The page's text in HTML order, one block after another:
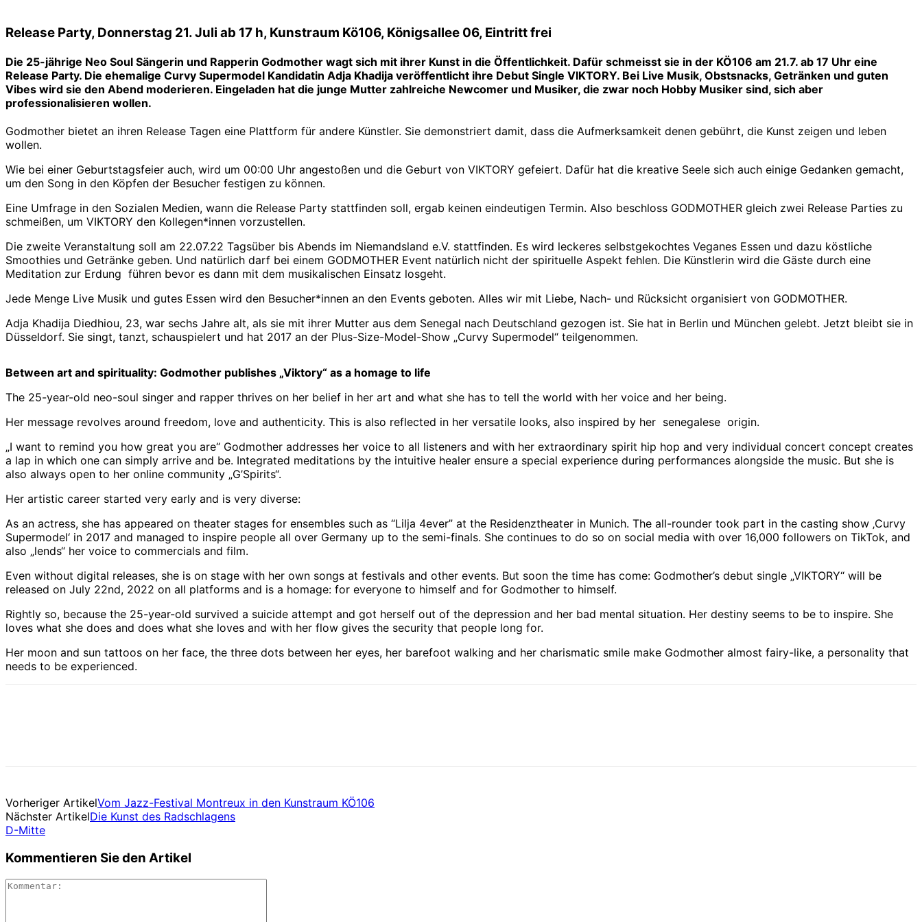
Release Party, Donnerstag 21. Juli ab 17 h, Kunstraum Kö106, Königsallee 06, Eintritt frei
Die 25-jährige Neo Soul Sängerin und Rapperin Godmother wagt sich mit ihrer Kunst in die Öffentlichkeit. Dafür schmeisst sie in der KÖ106 am 21.7. ab 17 Uhr eine
Release Party. Die ehemalige Curvy Supermodel Kandidatin Adja Khadija veröffentlicht ihre Debut Single VIKTORY. Bei Live Musik, Obstsnacks, Getränken und guten
Vibes wird sie den Abend moderieren. Eingeladen hat die junge Mutter zahlreiche Newcomer und Musiker, die zwar noch Hobby Musiker sind, sich aber
professionalisieren wollen.
Godmother bietet an ihren Release Tagen eine Plattform für andere Künstler. Sie demonstriert damit, dass die Aufmerksamkeit denen gebührt, die Kunst zeigen und leben
wollen.
Wie bei einer Geburtstagsfeier auch, wird um 00:00 Uhr angestoßen und die Geburt von VIKTORY gefeiert. Dafür hat die kreative Seele sich auch einige Gedanken gemacht,
um den Song in den Köpfen der Besucher festigen zu können.
Eine Umfrage in den Sozialen Medien, wann die Release Party stattfinden soll, ergab keinen eindeutigen Termin. Also beschloss GODMOTHER gleich zwei Release Parties zu
schmeißen, um VIKTORY den Kollegen*innen vorzustellen.
Die zweite Veranstaltung soll am 22.07.22 Tagsüber bis Abends im Niemandsland e.V. stattfinden. Es wird leckeres selbstgekochtes Veganes Essen und dazu köstliche
Smoothies und Getränke geben. Und natürlich darf bei einem GODMOTHER Event natürlich nicht der spirituelle Aspekt fehlen. Die Künstlerin wird die Gäste durch eine
Meditation zur Erdung führen bevor es dann mit dem musikalischen Einsatz losgeht.
Jede Menge Live Musik und gutes Essen wird den Besucher*innen an den Events geboten. Alles wir mit Liebe, Nach- und Rücksicht organisiert von GODMOTHER.
Adja Khadija Diedhiou, 23, war sechs Jahre alt, als sie mit ihrer Mutter aus dem Senegal nach Deutschland gezogen ist. Sie hat in Berlin und München gelebt. Jetzt bleibt sie in
Düsseldorf. Sie singt, tanzt, schauspielert und hat 2017 an der Plus-Size-Model-Show „Curvy Supermodel“ teilgenommen.
Between art and spirituality: Godmother publishes „Viktory“ as a homage to life
The 25-year-old neo-soul singer and rapper thrives on her belief in her art and what she has to tell the world with her voice and her being.
Her message revolves around freedom, love and authenticity. This is also reflected in her versatile looks, also inspired by her senegalese origin.
„I want to remind you how great you are“ Godmother addresses her voice to all listeners and with her extraordinary spirit hip hop and very individual concert concept creates
a lap in which one can simply arrive and be. Integrated meditations by the intuitive healer ensure a special experience during performances alongside the music. But she is
also always open to her online community „G’Spirits“.
Her artistic career started very early and is very diverse:
As an actress, she has appeared on theater stages for ensembles such as “Lilja 4ever” at the Residenztheater in Munich. The all-rounder took part in the casting show ‚Curvy
Supermodel‘ in 2017 and managed to inspire people all over Germany up to the semi-finals. She continues to do so on social media with over 16,000 followers on TikTok, and
also „lends“ her voice to commercials and film.
Even without digital releases, she is on stage with her own songs at festivals and other events. But soon the time has come: Godmother’s debut single „VIKTORY“ will be
released on July 22nd, 2022 on all platforms and is a homage: for everyone to himself and for Godmother to himself.
Rightly so, because the 25-year-old survived a suicide attempt and got herself out of the depression and her bad mental situation. Her destiny seems to be to inspire. She
loves what she does and does what she loves and with her flow gives the security that people long for.
Her moon and sun tattoos on her face, the three dots between her eyes, her barefoot walking and her charismatic smile make Godmother almost fairy-like, a personality that
needs to be experienced.
Vorheriger ArtikelVom Jazz-Festival Montreux in den Kunstraum KÖ106
Nächster ArtikelDie Kunst des Radschlagens
D-Mitte
Kommentieren Sie den Artikel